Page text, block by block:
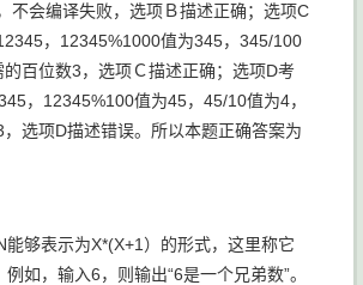
不会编译失败，选项Ｂ描述正确；选项C
，12345%1000值为345，345/100
百位数3，选项Ｃ描述正确；选项D考
，12345%100值为45，45/10值为4，
选项D描述错误。所以本题正确答案为
能够表示为X*(X+1）的形式，这里称它
例如，输入6，则输出“6是一个兄弟数”。